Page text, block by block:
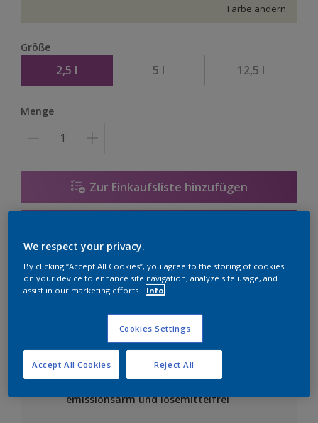
Farbe ändern
Größe
2,5 l 5 l 12,5 l
Menge
Zur Einkaufsliste hinzufügen
Zu Projekt hinzufügen
emissionsarm und lösemittelfrei
We respect your privacy.
By clicking “Accept All Cookies”, you agree to the storing of cookies
on your device to enhance site navigation, analyze site usage, and
assist in our marketing efforts. Info
Cookies Settings
Reject All
Accept All Cookies